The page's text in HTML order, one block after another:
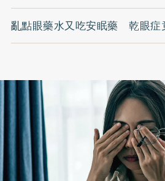
亂點眼藥水又吃安眠藥 乾眼症